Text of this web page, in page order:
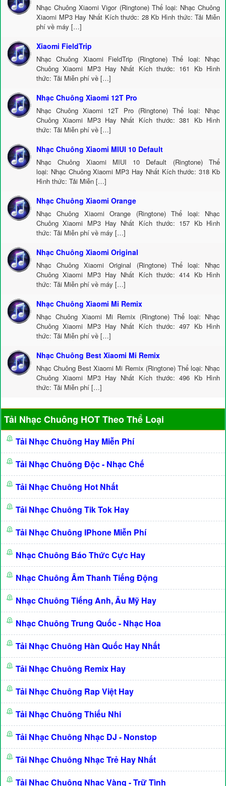
Nhạc Chuông Xiaomi Vigor (Ringtone) Thể loại: Nhạc Chuông
Xiaomi MP3 Hay Nhất Kích thước: 28 Kb Hình thức: Tải Miễn
phí về máy […]
Xiaomi FieldTrip
Nhạc Chuông Xiaomi FieldTrip (Ringtone) Thể loại: Nhạc
Chuông Xiaomi MP3 Hay Nhất Kích thước: 161 Kb Hình
thức: Tải Miễn phí về […]
Nhạc Chuông Xiaomi 12T Pro
Nhạc Chuông Xiaomi 12T Pro (Ringtone) Thể loại: Nhạc
Chuông Xiaomi MP3 Hay Nhất Kích thước: 381 Kb Hình
thức: Tải Miễn phí về […]
Nhạc Chuông Xiaomi MIUI 10 Default
Nhạc Chuông Xiaomi MIUI 10 Default (Ringtone) Thể
loại: Nhạc Chuông Xiaomi MP3 Hay Nhất Kích thước: 318 Kb
Hình thức: Tải Miễn […]
Nhạc Chuông Xiaomi Orange
Nhạc Chuông Xiaomi Orange (Ringtone) Thể loại: Nhạc
Chuông Xiaomi MP3 Hay Nhất Kích thước: 157 Kb Hình
thức: Tải Miễn phí về máy […]
Nhạc Chuông Xiaomi Original
Nhạc Chuông Xiaomi Original (Ringtone) Thể loại: Nhạc
Chuông Xiaomi MP3 Hay Nhất Kích thước: 414 Kb Hình
thức: Tải Miễn phí về máy […]
Nhạc Chuông Xiaomi Mi Remix
Nhạc Chuông Xiaomi Mi Remix (Ringtone) Thể loại: Nhạc
Chuông Xiaomi MP3 Hay Nhất Kích thước: 497 Kb Hình
thức: Tải Miễn phí về […]
Nhạc Chuông Best Xiaomi Mi Remix
Nhạc Chuông Best Xiaomi Mi Remix (Ringtone) Thể loại: Nhạc
Chuông Xiaomi MP3 Hay Nhất Kích thước: 496 Kb Hình
thức: Tải Miễn phí […]
Tải Nhạc Chuông HOT Theo Thể Loại
Tải Nhạc Chuông Hay Miễn Phí
Tải Nhạc Chuông Độc - Nhạc Chế
Tải Nhạc Chuông Hot Nhất
Tải Nhạc Chuông Tik Tok Hay
Tải Nhạc Chuông IPhone Miễn Phí
Nhạc Chuông Báo Thức Cực Hay
Nhạc Chuông Âm Thanh Tiếng Động
Nhạc Chuông Tiếng Anh, Âu Mỹ Hay
Nhạc Chuông Trung Quốc - Nhạc Hoa
Tải Nhạc Chuông Hàn Quốc Hay Nhất
Tải Nhạc Chuông Remix Hay
Tải Nhạc Chuông Rap Việt Hay
Tải Nhạc Chuông Thiếu Nhi
Tải Nhạc Chuông Nhạc DJ - Nonstop
Tải Nhạc Chuông Nhạc Trẻ Hay Nhất
Tải Nhạc Chuông Nhạc Vàng - Trữ Tình